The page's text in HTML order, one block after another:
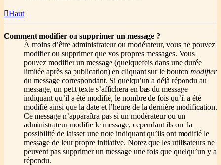
Haut
Comment modifier ou supprimer un message ?
À moins d’être administrateur ou modérateur, vous ne pouvez
modifier ou supprimer que vos propres messages. Vous
pouvez modifier un message (quelquefois dans une durée
limitée après sa publication) en cliquant sur le bouton modifier
du message correspondant. Si quelqu’un a déjà répondu au
message, un petit texte s’affichera en bas du message
indiquant qu’il a été modifié, le nombre de fois qu’il a été
modifié ainsi que la date et l’heure de la dernière modification.
Ce message n’apparaîtra pas si un modérateur ou un
administrateur modifie le message, cependant ils ont la
possibilité de laisser une note indiquant qu’ils ont modifié le
message de leur propre initiative. Notez que les utilisateurs ne
peuvent pas supprimer un message une fois que quelqu’un y a
répondu.